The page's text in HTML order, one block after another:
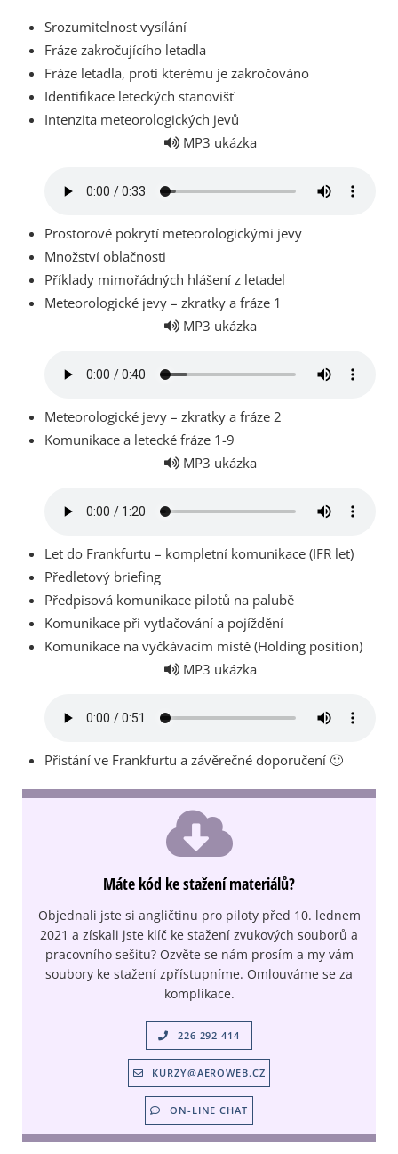
Srozumitelnost vysílání
Fráze zakročujícího letadla
Fráze letadla, proti kterému je zakročováno
Identifikace leteckých stanovišť
Intenzita meteorologických jevů
MP3 ukázka
Prostorové pokrytí meteorologickými jevy
Množství oblačnosti
Příklady mimořádných hlášení z letadel
Meteorologické jevy – zkratky a fráze 1
MP3 ukázka
Meteorologické jevy – zkratky a fráze 2
Komunikace a letecké fráze 1-9
MP3 ukázka
Let do Frankfurtu – kompletní komunikace (IFR let)
Předletový briefing
Předpisová komunikace pilotů na palubě
Komunikace při vytlačování a pojíždění
Komunikace na vyčkávacím místě (Holding position)
MP3 ukázka
Přistání ve Frankfurtu a závěrečné doporučení 🙂
Máte kód ke stažení materiálů?
Objednali jste si angličtinu pro piloty před 10. lednem
2021 a získali jste klíč ke stažení zvukových souborů a
pracovního sešitu? Ozvěte se nám prosím a my vám
soubory ke stažení zpřístupníme. Omlouváme se za
komplikace.
226 292 414
KURZY@AEROWEB.CZ
ON-LINE CHAT